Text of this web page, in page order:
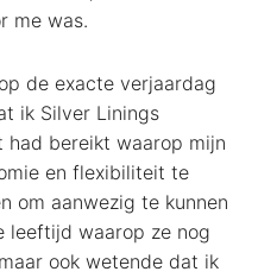
me was.
de exacte verjaardag
ik Silver Linings
had bereikt waarop mijn
en flexibiliteit te
om aanwezig te kunnen
leeftijd waarop ze nog
ook wetende dat ik